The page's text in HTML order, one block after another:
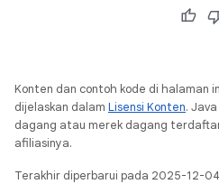
Konten dan contoh kode di halaman
dijelaskan dalam Lisensi Konten.
dagang atau merek dagang
afiliasinya.
Terakhir diperbarui pada 2025-12-04